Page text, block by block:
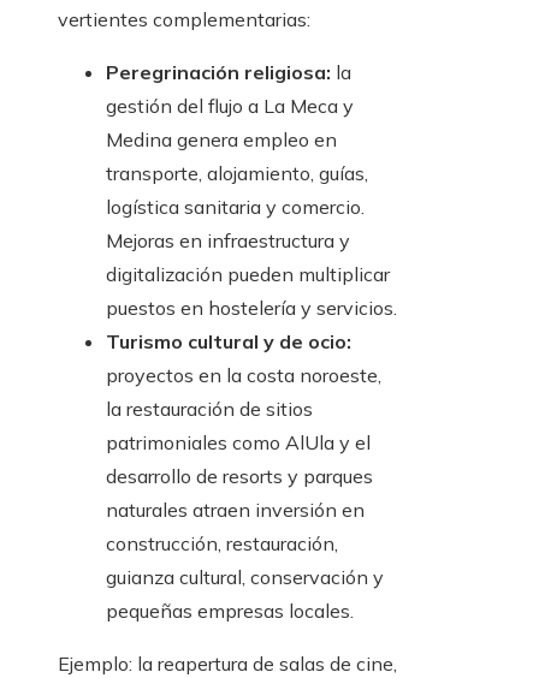
vertientes complementarias:
Peregrinación religiosa: la
gestión del flujo a La Meca y
Medina genera empleo en
transporte, alojamiento, guías,
logística sanitaria y comercio.
Mejoras en infraestructura y
digitalización pueden multiplicar
puestos en hostelería y servicios.
Turismo cultural y de ocio:
proyectos en la costa noroeste,
la restauración de sitios
patrimoniales como AlUla y el
desarrollo de resorts y parques
naturales atraen inversión en
construcción, restauración,
guianza cultural, conservación y
pequeñas empresas locales.
Ejemplo: la reapertura de salas de cine,